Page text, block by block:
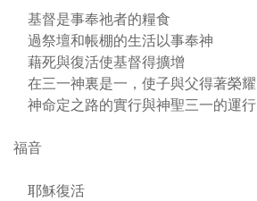
基督是事奉祂者的糧食
過祭壇和帳棚的生活以事奉神
藉死與復活使基督得擴增
在三一神裏是一，使子與父得著榮耀
神命定之路的實行與神聖三一的運行
福音
耶穌復活